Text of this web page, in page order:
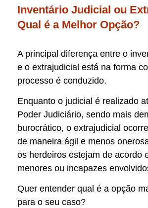
Inventário Judicial ou
Qual é a Melhor Opção?
A principal diferença entre o
e o extrajudicial está na forma
processo é conduzido.
Enquanto o judicial é realizado
Poder Judiciário, sendo mais
burocrático, o extrajudicial
de maneira ágil e menos
os herdeiros estejam de acordo
menores ou incapazes
Quer entender qual é a opção
para o seu caso?